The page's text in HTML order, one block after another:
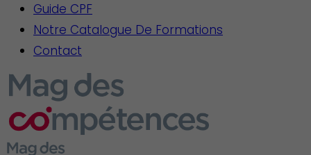
Guide CPF
Notre Catalogue De Formations
Contact